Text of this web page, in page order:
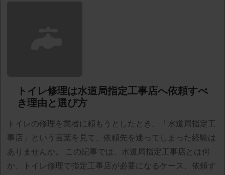
トイレ修理は水道局指定工事店へ依頼すべ
き理由と選び方
トイレの修理を業者に頼もうとしたとき、「水道局指定工
事店」という言葉を見て、依頼先を迷ってしまった経験は
ありませんか。 この記事では、水道局指定工事店とは何
か、トイレ修理で指定工事店が必要になるケース、依頼す